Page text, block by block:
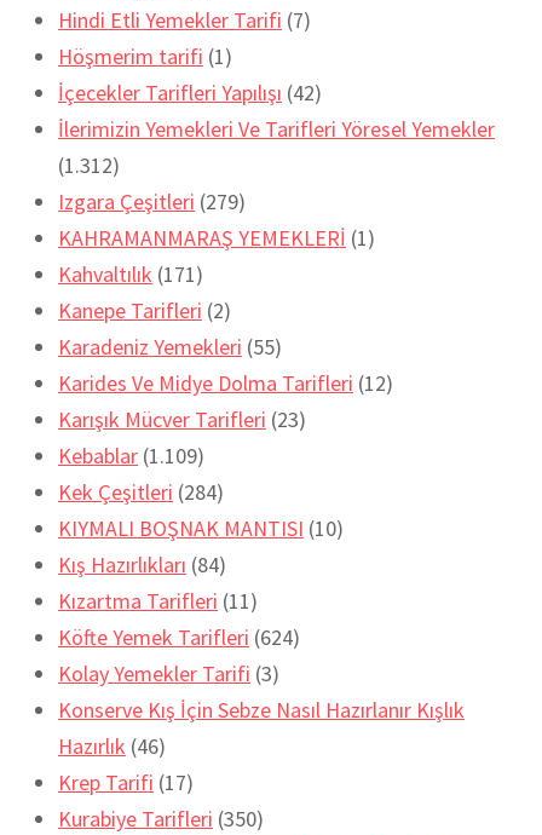
Hindi Etli Yemekler Tarifi (7)
Höşmerim tarifi (1)
İçecekler Tarifleri Yapılışı (42)
İlerimizin Yemekleri Ve Tarifleri Yöresel Yemekler
(1.312)
Izgara Çeşitleri (279)
KAHRAMANMARAŞ YEMEKLERİ (1)
Kahvaltılık (171)
Kanepe Tarifleri (2)
Karadeniz Yemekleri (55)
Karides Ve Midye Dolma Tarifleri (12)
Karışık Mücver Tarifleri (23)
Kebablar (1.109)
Kek Çeşitleri (284)
KIYMALI BOŞNAK MANTISI (10)
Kış Hazırlıkları (84)
Kızartma Tarifleri (11)
Köfte Yemek Tarifleri (624)
Kolay Yemekler Tarifi (3)
Konserve Kış İçin Sebze Nasıl Hazırlanır Kışlık
Hazırlık (46)
Krep Tarifi (17)
Kurabiye Tarifleri (350)